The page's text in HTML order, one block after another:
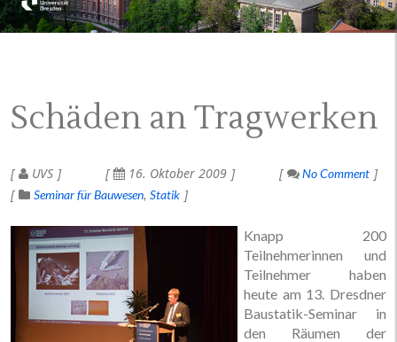
Schäden an Tragwerken
UVS 16. Oktober 2009
No Comment
Seminar für Bauwesen Statik
Knapp 200
Teilnehmerinnen und
Teilnehmer haben
heute am 13. Dresdner
Baustatik-Seminar in
den Räumen der